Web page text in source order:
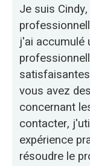
Je suis
j'ai accumulé
vous avez
concernant
contacter,
expérience
résoudre le